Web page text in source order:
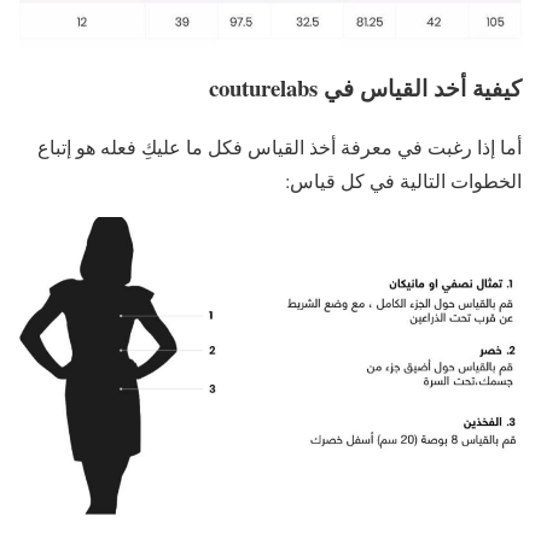
كيفية أخد القياس في couturelabs
أما إذا رغبت في معرفة أخذ القياس فكل ما عليكِ فعله هو إتباع
الخطوات التالية في كل قياس: